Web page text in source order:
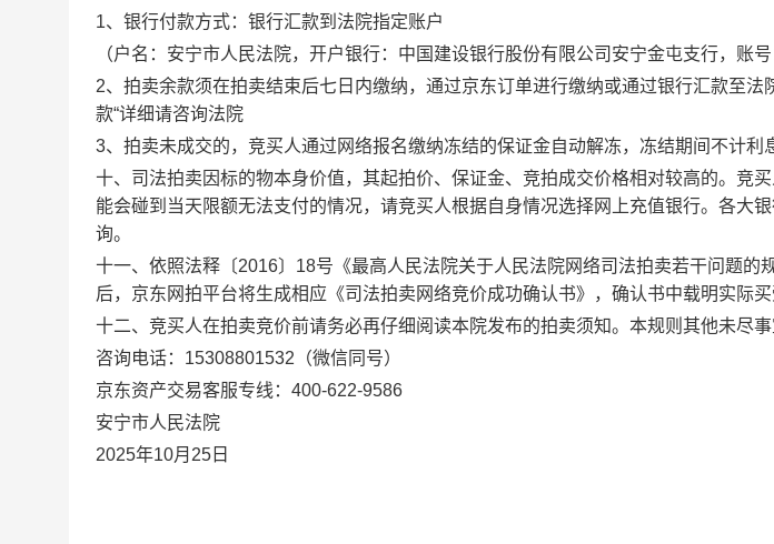
1、银行付款方式：银行汇款到法院指定账户
（户名： 安宁市人民法院，开户银行： 中国建设银行股份有限公司安宁金屯支行，账号
2、 拍卖余款须在拍卖结束后七日内缴纳， 通过京东订单进行缴纳或通过银行汇款至法
款“详细请咨询法院
3、拍卖未成交的，竞买人通过网络报名缴纳冻结的保证金自动解冻，冻结期间不计利
十、司法拍卖因标的物本身价值，其起拍价、保证金、竞拍成交价格相对较高的。竞
能会碰到当天限额无法支付的情况，请竞买人根据自身情况选择网上充值银行。各大
询。
十一、依照法释〔2016〕18号《最高人民法院关于人民法院网络司法拍卖若干问题的
后， 京东 网拍平台将生成相应《司法拍卖网络竞价成功确认书》，确认书中载明实际
十二、竞买人在拍卖竞价前请务必再仔细阅读本院发布的拍卖须知。本规则其他未尽事
咨询电话： 15308801532 （微信同号）
京东资产交易客服专线： 400-622-9586
安宁市人民法院
2025年10月 25 日